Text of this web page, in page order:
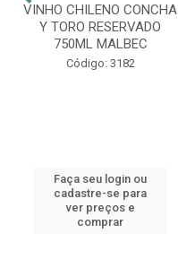
VINHO CHILENO CONCHA
Y TORO RESERVADO
750ML MALBEC
Código: 3182
Faça seu login ou
cadastre-se para
ver preços e
comprar